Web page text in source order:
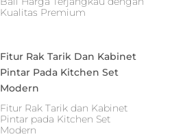
Kualitas Premium
Fitur Rak Tarik Dan Kabinet
Pintar Pada Kitchen Set
Modern
Fitur Rak Tarik dan Kabinet
Pintar pada Kitchen Set
Modern